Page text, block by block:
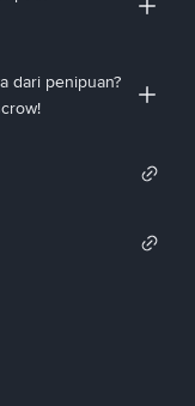
dari penipuan?